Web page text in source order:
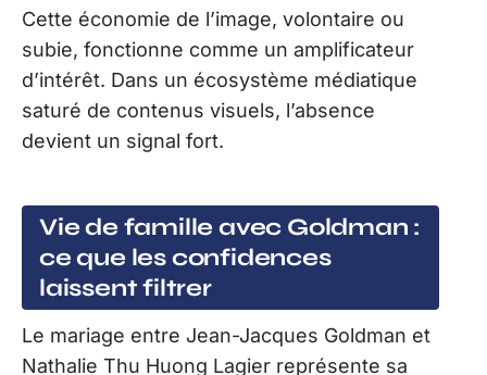
Cette économie de l’image, volontaire ou
subie, fonctionne comme un amplificateur
d’intérêt. Dans un écosystème médiatique
saturé de contenus visuels, l’absence
devient un signal fort.
Vie de famille avec Goldman :
ce que les confidences
laissent filtrer
Le mariage entre Jean-Jacques Goldman et
Nathalie Thu Huong Lagier représente sa